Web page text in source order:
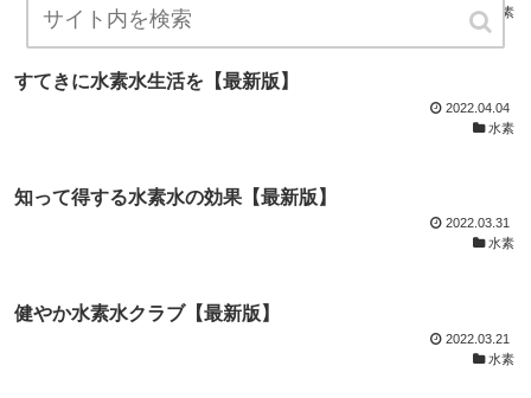
水素
すてきに水素水生活を【最新版】
2022.04.04
水素
知って得する水素水の効果【最新版】
2022.03.31
水素
健やか水素水クラブ【最新版】
2022.03.21
水素